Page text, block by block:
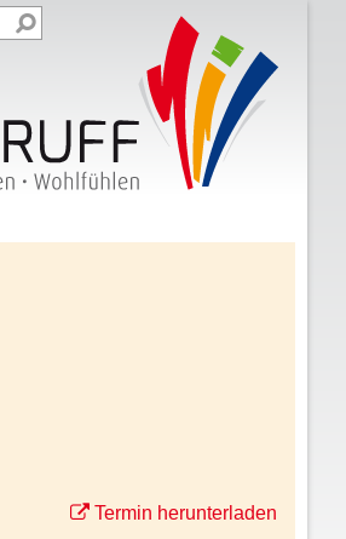
Termin herunterladen